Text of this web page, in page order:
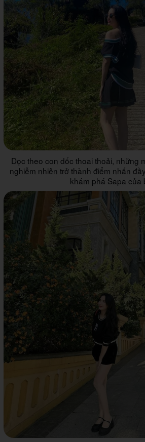
Dọc theo con dốc thoai thoải, những
nghiễm nhiên trở thành điểm nhấn
khám phá Sapa của